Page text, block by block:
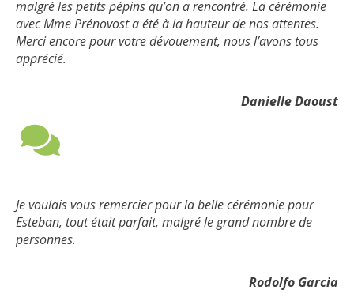
malgré les petits pépins qu’on a rencontré. La cérémonie
avec Mme Prénovost a été à la hauteur de nos attentes.
Merci encore pour votre dévouement, nous l’avons tous
apprécié.
Danielle Daoust
Je voulais vous remercier pour la belle cérémonie pour
Esteban, tout était parfait, malgré le grand nombre de
personnes.
Rodolfo Garcia